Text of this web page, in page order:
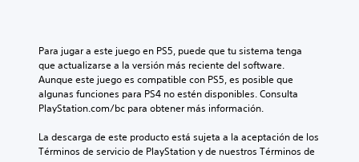
Para jugar a este juego en PS5, puede que tu sistema tenga
que actualizarse a la versión más reciente del software.
Aunque este juego es compatible con PS5, es posible que
algunas funciones para PS4 no estén disponibles. Consulta
PlayStation.com/bc para obtener más información.
La descarga de este producto está sujeta a la aceptación de los
Términos de servicio de PlayStation y de nuestros Términos de